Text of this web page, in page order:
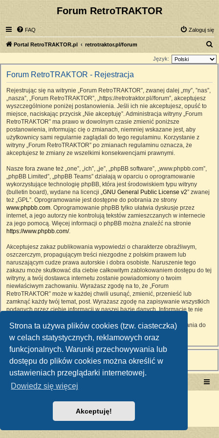
Strona ta używa plików cookies (tzw. ciasteczka)
w celach statystycznych, reklamowych oraz
funkcjonalnych. Warunki przechowywania lub
dostępu do plików cookies można określić w
ustawieniach przeglądarki internetowej.
Dowiedz się więcej
Akceptuję!
Forum RetroTRAKTOR
FAQ Zaloguj się
Portal RetroTRAKTOR.pl retrotraktor.pl/forum
z
Język:
Forum RetroTRAKTOR - Rejestracja
Rejestrując się na witrynie „Forum RetroTRAKTOR”, zwanej dalej „my”, ”nas”,
„nasza”, „Forum RetroTRAKTOR”, „https://retrotraktor.pl//forum”, akceptujesz
wyszczególnione poniżej postanowienia. Jeśli ich nie akceptujesz, opuść to
miejsce, naciskając przycisk „Nie akceptuję”. Administracja witryny „Forum
RetroTRAKTOR” ma prawo w dowolnym czasie zmienić poniższe
postanowienia, informując cię o zmianach, niemniej wskazane jest, aby
użytkownicy sami regularnie zaglądali do tego regulaminu. Korzystanie z
witryny „Forum RetroTRAKTOR” po zmianach regulaminu oznacza, że
akceptujesz te zmiany ze wszelkimi konsekwencjami prawnymi.
Nasze fora zwane też „one”, „ich”, „je”, „phpBB software”, „www.phpbb.com”,
„phpBB Limited”, „phpBB Teams” działają w oparciu o oprogramowanie
wykorzystujące technologię phpBB, która jest środowiskiem typu witryny
(bulletin board), wydane na licencji „GNU General Public License v2” zwanej
też „GPL”. Oprogramowanie jest dostępne do pobrania ze strony
www.phpbb.com. Oprogramowanie phpBB tylko ułatwia dyskusje przez
internet, a jego autorzy nie kontrolują tekstów zamieszczanych w internecie
za jego pomocą. Więcej informacji o phpBB można znaleźć na stronie
https://www.phpbb.com/.
Akceptujesz zakaz publikowania wypowiedzi o charakterze obraźliwym,
oszczerczym, propagującym treści niezgodne z polskim prawem lub
naruszającym cudze prawa autorskie i dobra osobiste. Naruszenie tego
zakazu może skutkować dla ciebie całkowitym zablokowaniem dostępu do tej
witryny, a twój dostawca internetu zostanie powiadomiony o twoim
niewłaściwym zachowaniu. Wyrażasz zgodę na to, że „Forum
RetroTRAKTOR” może w każdej chwili usunąć, zmienić, przenieść lub
zamknąć każdy twój temat, post. Wyrażasz zgodę na zapisywanie wszystkich
podanych przez ciebie informacji w naszej bazie danych. Informacje te nie
RetroTRAKTOR”, ani phpBB nie ponosi odpowiedzialności za włamania do
witryny, podczas których może dojść do kradzieży danych.
Portal RetroTRAKTOR.pl
Polski pakiet językowy dostarcza